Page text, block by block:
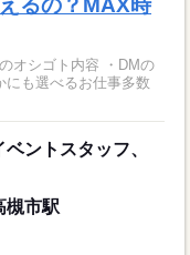
るの？MAX時
オシゴト内容 ・DMの
も選べるお仕事多数
ントスタッフ、
槻市駅